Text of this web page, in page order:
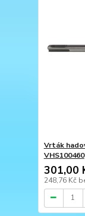
Vrták
VHS100460
301,00
248,76 Kč